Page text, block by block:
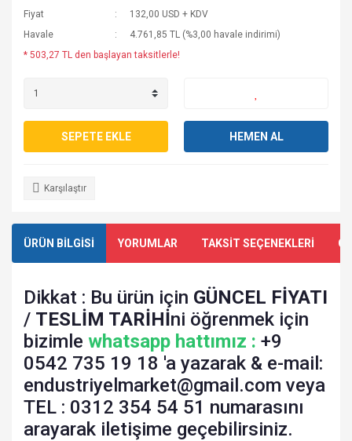
Fiyat
132,00 USD + KDV
Havale
4.761,85 TL (%3,00 havale indirimi)
* 503,27 TL den başlayan taksitlerle!
SEPETE EKLE HEMEN AL
Karşılaştır
ÜRÜN BİLGİSİ YORUMLAR TAKSİT SEÇENEKLERİ
Dikkat : Bu ürün için GÜNCEL FİYATI
/ TESLİM TARİHİni öğrenmek için
bizimle whatsapp hattımız : +9
0542 735 19 18 'a yazarak & e-mail:
endustriyelmarket@gmail.com veya
TEL : 0312 354 54 51 numarasını
arayarak iletişime geçebilirsiniz.